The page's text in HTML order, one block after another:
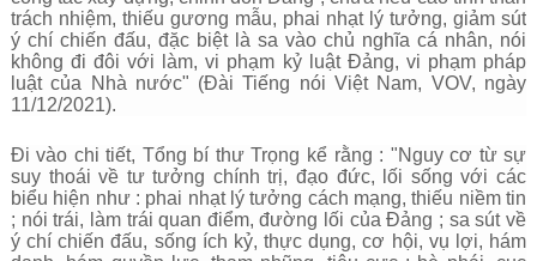
trách nhiệm, thiếu gương mẫu, phai nhạt lý tưởng, giảm sút
ý chí chiến đấu, đặc biệt là sa vào chủ nghĩa cá nhân, nói
không đi đôi với làm, vi phạm kỷ luật Đảng, vi phạm pháp
luật của Nhà nước" (Đài Tiếng nói Việt Nam, VOV, ngày
11/12/2021).
Đi vào chi tiết, Tổng bí thư Trọng kể rằng : "Nguy cơ từ sự
suy thoái về tư tưởng chính trị, đạo đức, lối sống với các
biểu hiện như : phai nhạt lý tưởng cách mạng, thiếu niềm tin
; nói trái, làm trái quan điểm, đường lối của Đảng ; sa sút về
ý chí chiến đấu, sống ích kỷ, thực dụng, cơ hội, vụ lợi, hám